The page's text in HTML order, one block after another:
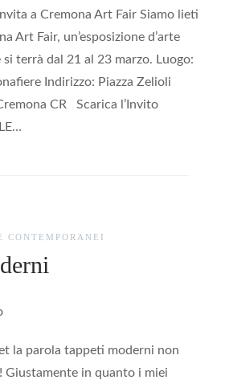
a Cremona Art Fair Siamo lieti
Art Fair, un’esposizione d’arte
terrà dal 21 al 23 marzo. Luogo:
Indirizzo: Piazza Zelioli
CR Scarica l’Invito
CONTEMPORANEI
la parola tappeti moderni non
in quanto i miei